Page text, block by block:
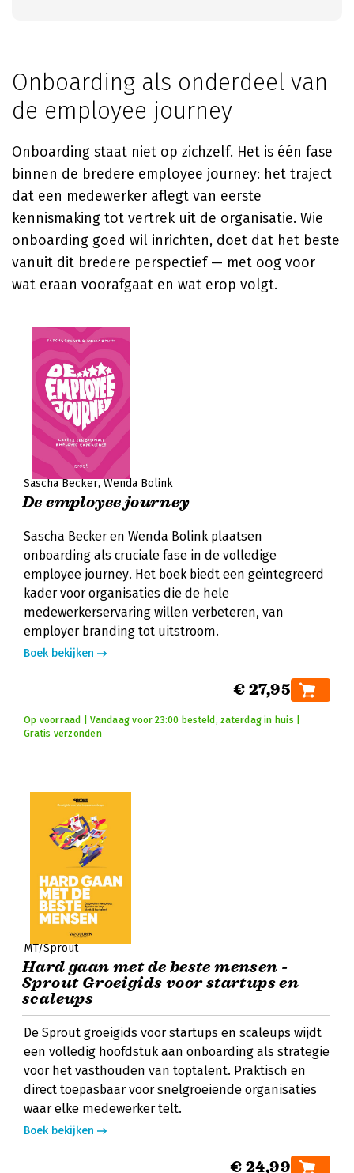
Onboarding als onderdeel van
de employee journey
Onboarding staat niet op zichzelf. Het is één fase
binnen de bredere employee journey: het traject
dat een medewerker aflegt van eerste
kennismaking tot vertrek uit de organisatie. Wie
onboarding goed wil inrichten, doet dat het beste
vanuit dit bredere perspectief — met oog voor
wat eraan voorafgaat en wat erop volgt.
Sascha Becker Wenda Bolink
De employee journey
Sascha Becker en Wenda Bolink plaatsen
onboarding als cruciale fase in de volledige
employee journey. Het boek biedt een geïntegreerd
kader voor organisaties die de hele
medewerkerservaring willen verbeteren, van
employer branding tot uitstroom.
Boek bekijken
€ 27,95
Op voorraad | Vandaag voor 23:00 besteld, zaterdag in huis |
Gratis verzonden
MT/Sprout
Hard gaan met de beste mensen -
Sprout Groeigids voor startups en
scaleups
De Sprout groeigids voor startups en scaleups wijdt
een volledig hoofdstuk aan onboarding als strategie
voor het vasthouden van toptalent. Praktisch en
direct toepasbaar voor snelgroeiende organisaties
waar elke medewerker telt.
Boek bekijken
€ 24,99